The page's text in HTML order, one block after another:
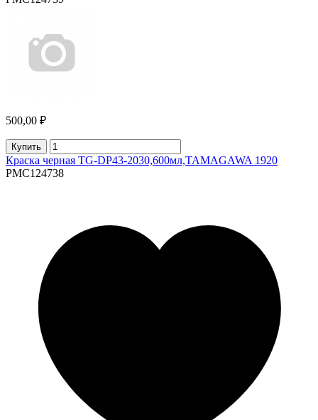
500,00 ₽
Купить
Краска черная TG-DP43-2030,600мл,TAMAGAWA 1920
PMC124738